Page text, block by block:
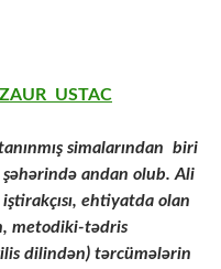
ZAUR USTAC
simalarından biri
andan olub. Ali
ehtiyatda olan
metodiki-tədris
dilindən) tərcümələrin